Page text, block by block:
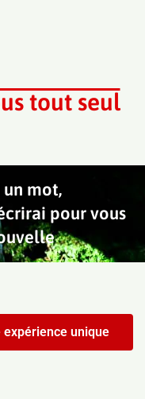
tout seul
mot,
pour vous
unique